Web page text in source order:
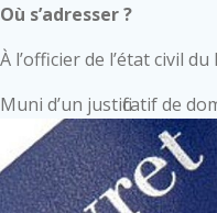
Où s’adresser ?
À l’officier de l’état civil
Muni d’un justificatif de